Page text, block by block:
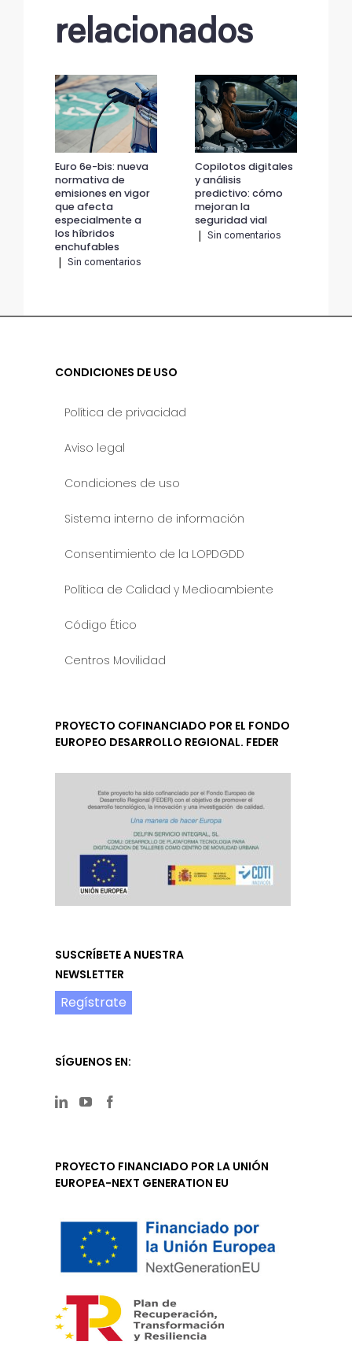
relacionados
Euro 6e-bis: nueva
normativa de
emisiones en vigor
que afecta
especialmente a
los híbridos
enchufables
Sin comentarios
Copilotos digitales
y análisis
predictivo: cómo
mejoran la
seguridad vial
Sin comentarios
CONDICIONES DE USO
Política de privacidad
Aviso legal
Condiciones de uso
Sistema interno de información
Consentimiento de la LOPDGDD
Política de Calidad y Medioambiente
Código Ético
Centros Movilidad
PROYECTO COFINANCIADO POR EL FONDO
EUROPEO DESARROLLO REGIONAL. FEDER
SUSCRÍBETE A NUESTRA
NEWSLETTER
Regístrate
SÍGUENOS EN:
PROYECTO FINANCIADO POR LA UNIÓN
EUROPEA-NEXT GENERATION EU